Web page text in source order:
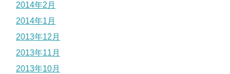
2014年2月
2014年1月
2013年12月
2013年11月
2013年10月